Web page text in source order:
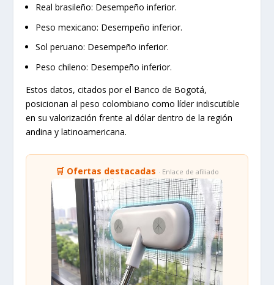
Real brasileño: Desempeño inferior.
Peso mexicano: Desempeño inferior.
Sol peruano: Desempeño inferior.
Peso chileno: Desempeño inferior.
Estos datos, citados por el Banco de Bogotá,
posicionan al peso colombiano como líder indiscutible
en su valorización frente al dólar dentro de la región
andina y latinoamericana.
🛒 Ofertas destacadas · Enlace de afiliado